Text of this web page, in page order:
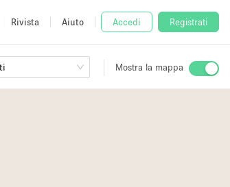
Rivista Aiuto Accedi Registrati
Mostra la mappa